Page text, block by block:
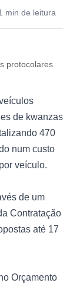
min de leitura
protocolares
de kwanzas
470
num custo
veículo.
de um
Contratação
até 17
Orçamento